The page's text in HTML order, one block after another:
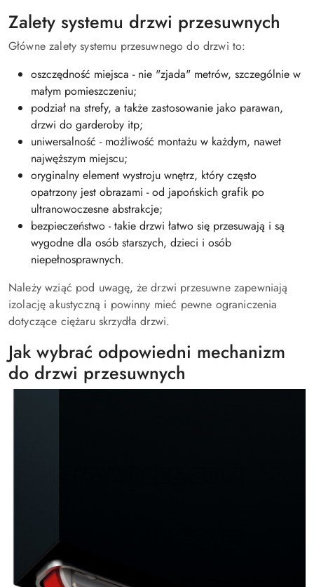
Zalety systemu drzwi przesuwnych
Główne zalety systemu przesuwnego do drzwi to:
oszczędność miejsca - nie "zjada" metrów, szczególnie w
małym pomieszczeniu;
podział na strefy, a także zastosowanie jako parawan,
drzwi do garderoby itp;
uniwersalność - możliwość montażu w każdym, nawet
najwęższym miejscu;
oryginalny element wystroju wnętrz, który często
opatrzony jest obrazami - od japońskich grafik po
ultranowoczesne abstrakcje;
bezpieczeństwo - takie drzwi łatwo się przesuwają i są
wygodne dla osób starszych, dzieci i osób
niepełnosprawnych.
Należy wziąć pod uwagę, że drzwi przesuwne zapewniają
izolację akustyczną i powinny mieć pewne ograniczenia
dotyczące ciężaru skrzydła drzwi.
Jak wybrać odpowiedni mechanizm
do drzwi przesuwnych